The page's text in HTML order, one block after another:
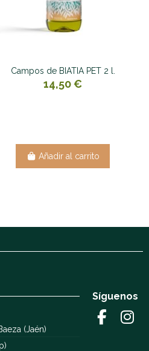
Campos de BIATIA PET 2 l.
14,50 €
Añadir al carrito
(Jaén)
Síguenos